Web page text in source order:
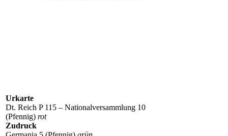
P 115 Z 1 (PZP 32)
Urkarte
Dt. Reich P 115 – Nationalversammlung 10
(Pfennig) rot
Zudruck